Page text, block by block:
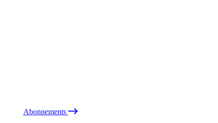
Abonnements